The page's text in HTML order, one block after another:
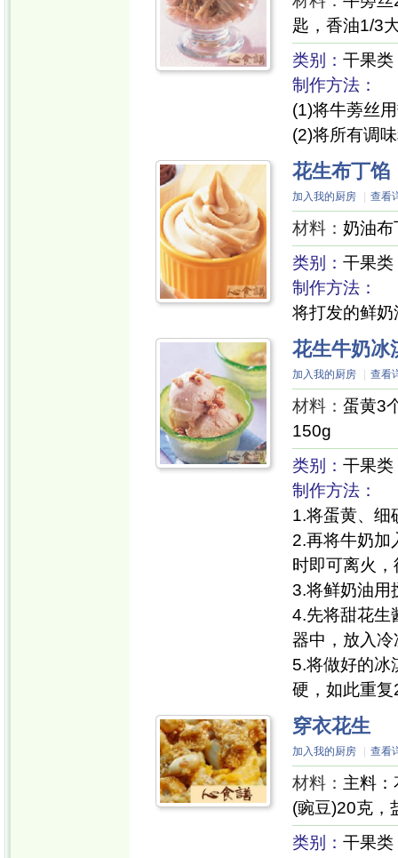
匙，香油1/3
类别： 干果类
制作方法：
(1)将牛蒡丝
(2)将所有调
花生布丁馅
加入我的厨房 查看
材料： 奶油布
类别： 干果类
制作方法：
将打发的鲜
花生牛奶冰
加入我的厨房 查看
材料： 蛋黄3
150g
类别： 干果类
制作方法：
1.将蛋黄、细
2.再将牛奶加
时即可离火
3.将鲜奶油用
4.先将甜花生
器中，放入
5.将做好的冰
硬，如此重
穿衣花生
加入我的厨房 查看
材料： 主料
(豌豆)20克，
类别： 干果类